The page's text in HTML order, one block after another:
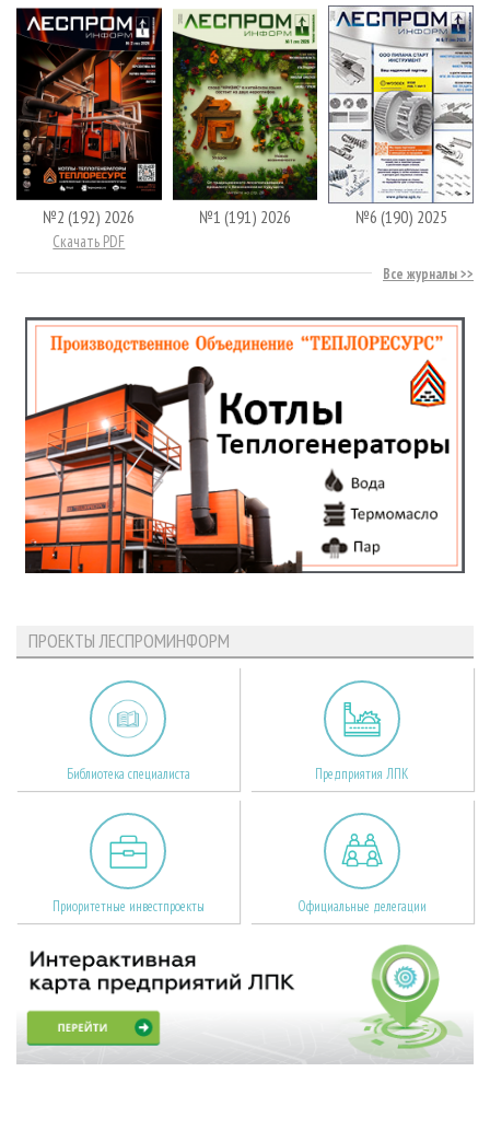
№2 (192) 2026
Скачать PDF
№1 (191) 2026 №6 (190) 2025
Все журналы
ПРОЕКТЫ ЛЕСПРОМИНФОРМ
Библиотека специалиста Предприятия ЛПК
Приоритетные инвестпроекты Официальные делегации